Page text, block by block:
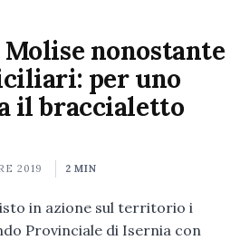
nonostante
per uno
il braccialetto
2019 2 MIN
in azione sul territorio i
Provinciale di Isernia con